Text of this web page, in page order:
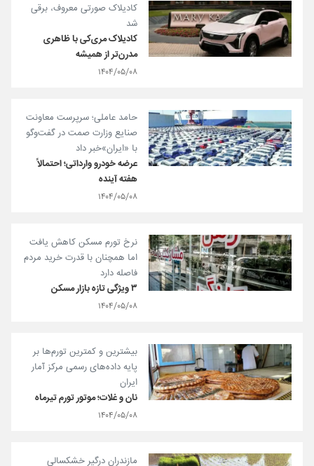
کادیلاک صورتی معروف، برقی
شد
کادیلاک مری‌کی با ظاهری
مدرن‌تر از همیشه
۱۴۰۴/۰۵/۰۸
حامد عاملی؛ سرپرست معاونت
صنایع وزارت صمت در گفت‌و‌گو
با «ایران»خبر داد
عرضه خودرو وارداتی؛ احتمالاً
هفته آینده
۱۴۰۴/۰۵/۰۸
نرخ تورم مسکن کاهش یافت
اما همچنان با قدرت خرید مردم
فاصله دارد
۳ ویژگی تازه بازار مسکن
۱۴۰۴/۰۵/۰۸
بیشترین و کمترین تورم‌ها بر
پایه داده‌های رسمی مرکز آمار
ایران
نان و غلات؛ موتور تورم تیرماه
۱۴۰۴/۰۵/۰۸
مازندران درگیر خشکسالی